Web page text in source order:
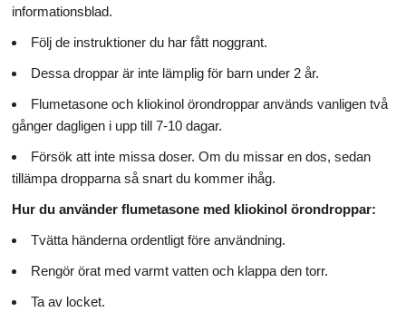
informationsblad.
Följ de instruktioner du har fått noggrant.
Dessa droppar är inte lämplig för barn under 2 år.
Flumetasone och kliokinol örondroppar används vanligen två
gånger dagligen i upp till 7-10 dagar.
Försök att inte missa doser. Om du missar en dos, sedan
tillämpa dropparna så snart du kommer ihåg.
Hur du använder flumetasone med kliokinol örondroppar:
Tvätta händerna ordentligt före användning.
Rengör örat med varmt vatten och klappa den torr.
Ta av locket.